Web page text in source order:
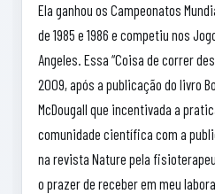
Ela ganhou os Campeonatos
de 1985 e 1986 e competiu nos
Angeles. Essa “Coisa de correr
2009, após a publicação do livro
McDougall que incentivada a
comunidade científica com a
na revista Nature pela
o prazer de receber em meu